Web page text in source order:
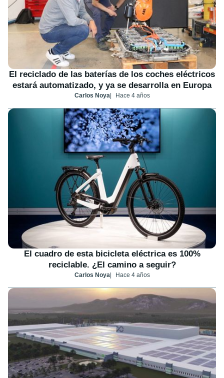
El reciclado de las baterías de los coches eléctricos
estará automatizado, y ya se desarrolla en Europa
Carlos Noya Hace 4 años
El cuadro de esta bicicleta eléctrica es 100%
reciclable. ¿El camino a seguir?
Carlos Noya Hace 4 años